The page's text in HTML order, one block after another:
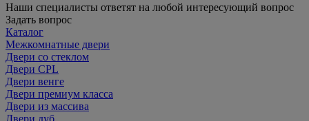
Наши специалисты ответят на любой интересующий вопрос
Задать вопрос
Каталог
Межкомнатные двери
Двери со стеклом
Двери CPL
Двери венге
Двери премиум класса
Двери из массива
Двери дуб